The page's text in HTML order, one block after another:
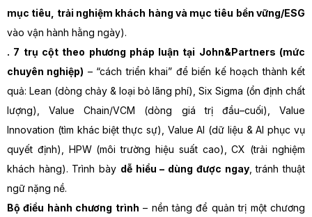
mục tiêu, trải nghiệm khách hàng và mục tiêu bền vững/ESG
vào vận hành hằng ngày).
. 7 trụ cột theo phương pháp luận tại John&Partners (mức
chuyên nghiệp) – “cách triển khai” để biến kế hoạch thành kết
quả: Lean (dòng chảy & loại bỏ lãng phí), Six Sigma (ổn định chất
lượng), Value Chain/VCM (dòng giá trị đầu–cuối), Value
Innovation (tìm khác biệt thực sự), Value AI (dữ liệu & AI phục vụ
quyết định), HPW (môi trường hiệu suất cao), CX (trải nghiệm
khách hàng). Trình bày dễ hiểu – dùng được ngay, tránh thuật
ngữ nặng nề.
Bộ điều hành chương trình – nền tảng để quản trị một chương